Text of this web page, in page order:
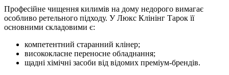
Професійне чищення килимів на дому недорого вимагає
особливо ретельного підходу. У Люкс Клінінг Тарок її
основними складовими є:
компетентний старанний клінер;
висококласне переносне обладнання;
щадні хімічні засоби від відомих преміум-брендів.